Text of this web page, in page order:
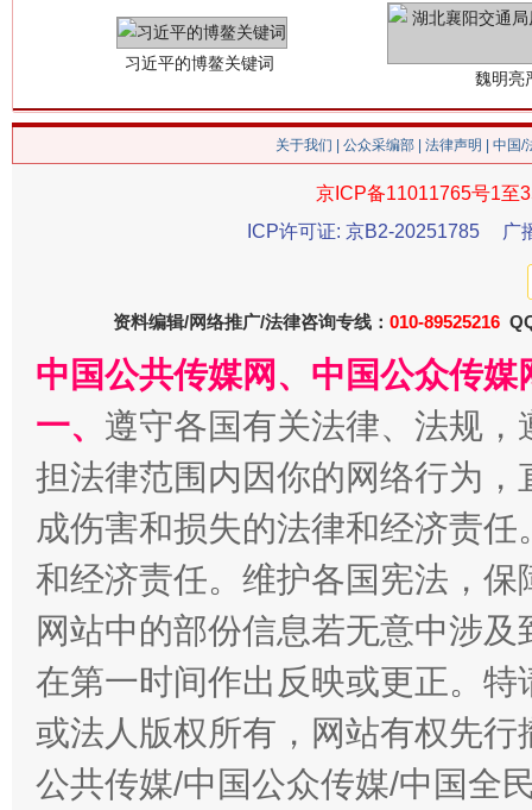
揭批美国五大"原罪" "炒
关于我们 公众采编部 法律声明 | 中国
京ICP备11011765号1至
ICP许可证: 京B2-20251785
广
资料编辑/网络推广/法律咨询专线： 010-89525216
中国公共传媒网、中国公众传
一、 遵守各国有关法律、法规
担法律范围内因你的网络行为
成伤害和损失的法律和经济责
和经济责任。维护各国宪法，
网站中的部份信息若无意中涉
在第一时间作出反映或更正。
或法人版权所有，网站有权先
公共传媒/中国公众传媒/中国全